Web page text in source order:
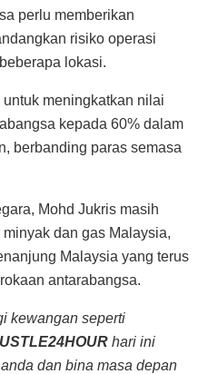
perlu memberikan
risiko operasi
lokasi.
meningkatkan nilai
kepada 60% dalam
berbanding paras semasa
Mohd Jukris masih
dan gas Malaysia,
Malaysia yang terus
antarabangsa.
kewangan seperti
hari ini
dan bina masa depan